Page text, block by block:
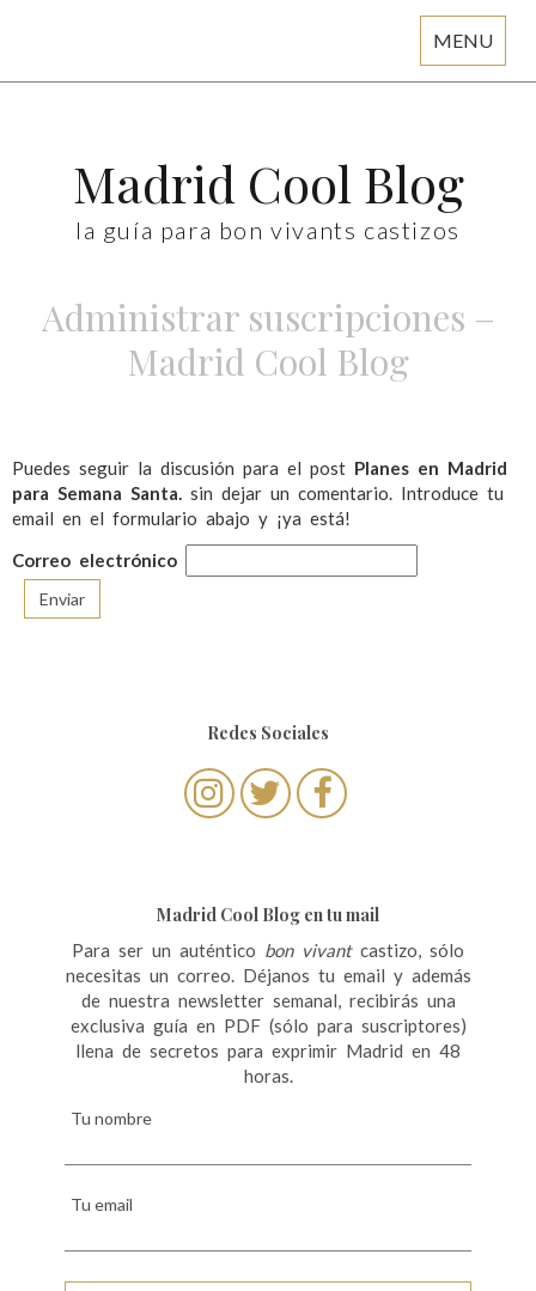
MENU
Madrid Cool Blog
la guía para bon vivants castizos
Administrar suscripciones –
Madrid Cool Blog
Puedes seguir la discusión para el post Planes en Madrid
para Semana Santa. sin dejar un comentario. Introduce tu
email en el formulario abajo y ¡ya está!
Correo electrónico
Redes Sociales
Madrid Cool Blog en tu mail
Para ser un auténtico bon vivantcastizo, sólo
necesitas un correo. Déjanos tu email y además
de nuestra newsletter semanal, recibirás una
exclusiva guía en PDF (sólo para suscriptores)
llena de secretos para exprimir Madrid en 48
horas.
Tu nombre
Tu email